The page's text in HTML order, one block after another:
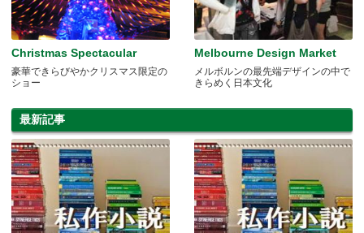
Christmas Spectacular
豪華できらびやかクリスマス限定の
ショー
Melbourne Design Market
メルボルンの最先端デザインの中で
きらめく日本文化
最新記事